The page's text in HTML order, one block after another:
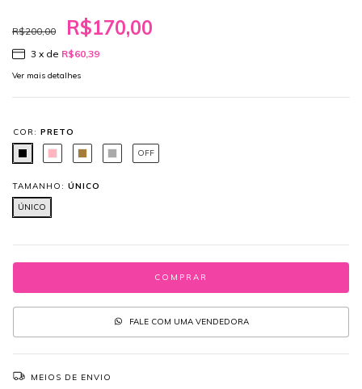
R$200,00 R$170,00
3 x de R$60,39
Ver mais detalhes
COR: PRETO
OFF
TAMANHO: ÚNICO
ÚNICO
FALE COM UMA VENDEDORA
MEIOS DE ENVIO